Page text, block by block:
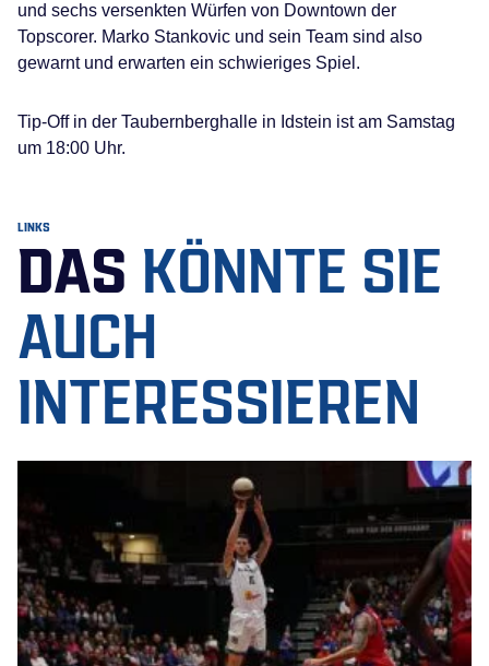
und sechs versenkten Würfen von Downtown der
Topscorer. Marko Stankovic und sein Team sind also
gewarnt und erwarten ein schwieriges Spiel.
Tip-Off in der Taubernberghalle in Idstein ist am Samstag
um 18:00 Uhr.
LINKS
DAS KÖNNTE SIE
AUCH
INTERESSIEREN